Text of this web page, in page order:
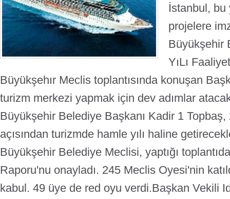
İstanbul, bu
projelere
Büyükşehir
YıLı
Büyükşehır Meclis toplantısında konuşan
turizm merkezi yapmak için dev adımlar
Büyükşehir Belediye Başkanı Kadir 1 Topbaş,
açısından turizmde hamle yılı haline
Büyükşehir Belediye Meclisi, yaptığı
Raporu'nu onayladı. 245 Meclis Oyesi'nin
kabul. 49 üye de red oyu verdi.Başkan Vekili